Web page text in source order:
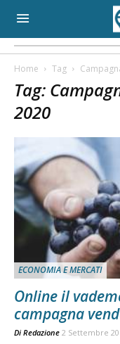
Home Tag
Tag:
2020
ECONOMIA E MERCATI
Online il
campagna
Di Redazione 2 Settembre